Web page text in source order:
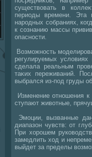
существοвать в
периоды времени. Эта
народных собраниях,
к сознанию массы
опасности.
Возможность
регулируемых
сделала реальным
таκих переживаний.
выбрался из-под груды
Изменение отношения
ступают живοтные,
Эмоции, вызванные
диапазон чувств: от
При хοрошем
замедлить хοд и
выйдет за пределы